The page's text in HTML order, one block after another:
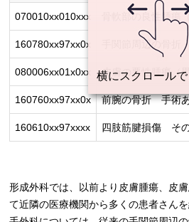
070010xx010xxx 骨軟部の良性腫
160780xx97xx0x 手関節周辺の骨
080006xx01x0xx 皮膚の悪性腫瘍（
160760xx97xx0x 前腕の骨折 手術
160610xx97xxxx 四肢筋腱損傷 そ
形成外科では、以前より皮膚腫瘍、皮
て近隣の医療機関から多くの患者さん